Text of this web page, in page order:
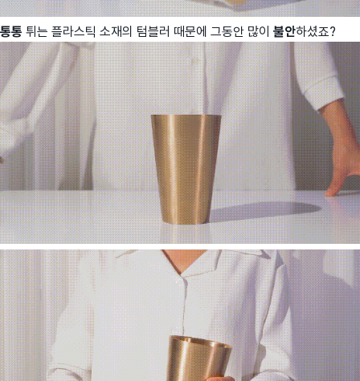
통통 튀는 플라스틱 소재의 텀블러 때문에 그동안 많이 불안하셨죠?